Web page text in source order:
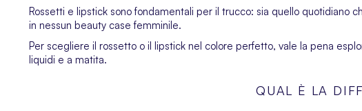
Rossetti e lipstick sono fondamentali per il trucco: sia quello quotidiano
in nessun beauty case femminile.
Per scegliere il rossetto o il lipstick nel colore perfetto, vale la pena
liquidi e a matita.
QUAL È LA